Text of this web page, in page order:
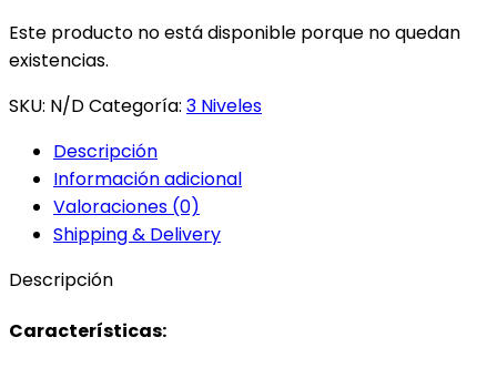
Este producto no está disponible porque no quedan
existencias.
SKU: N/DCategoría: 3 Niveles
Descripción
Información adicional
Valoraciones (0)
Shipping & Delivery
Descripción
Características: